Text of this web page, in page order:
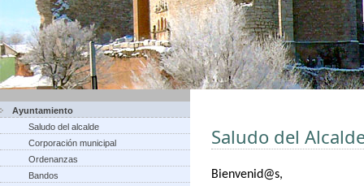
Ayuntamiento
Saludo del alcalde
Corporación municipal
Ordenanzas
Bandos
Saludo del
Bienvenid@s,